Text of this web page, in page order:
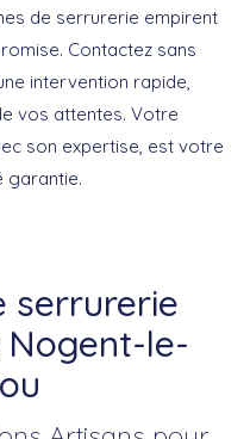
de serrurerie empirent
Contactez sans
intervention rapide,
vos attentes. Votre
son expertise, est votre
garantie.
serrurerie
le-